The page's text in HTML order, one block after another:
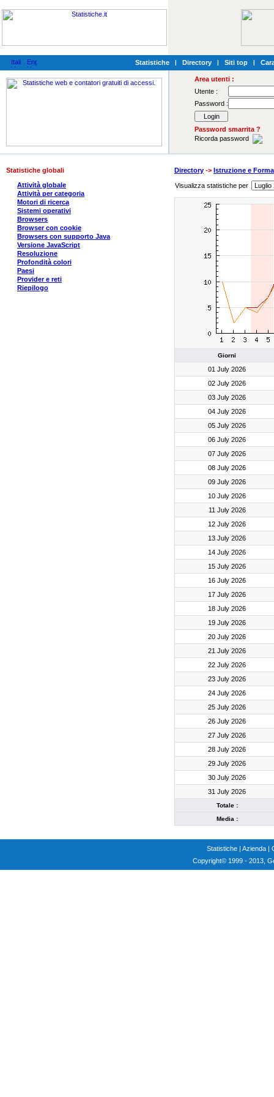
Statistiche | Directory | Siti top |
Area utenti :
Utente :
Password :
Password smarrita ?
Ricorda password
Statistiche globali
Attività globale
Attività per categoria
Motori di ricerca
Sistemi operativi
Browsers
Browser con cookie
Browsers con supporto Java
Versione JavaScript
Resoluzione
Profondità colori
Paesi
Provider e reti
Riepilogo
Directory -> Istruzione e
Visualizza statistiche per
Giorni
01 July 2026
02 July 2026
03 July 2026
04 July 2026
05 July 2026
06 July 2026
07 July 2026
08 July 2026
09 July 2026
10 July 2026
11 July 2026
12 July 2026
13 July 2026
14 July 2026
15 July 2026
16 July 2026
17 July 2026
18 July 2026
19 July 2026
20 July 2026
21 July 2026
22 July 2026
23 July 2026
24 July 2026
25 July 2026
26 July 2026
27 July 2026
28 July 2026
29 July 2026
30 July 2026
31 July 2026
Totale :
Media :
Statistiche | Azienda |
Copyright© 1999 - 2013,